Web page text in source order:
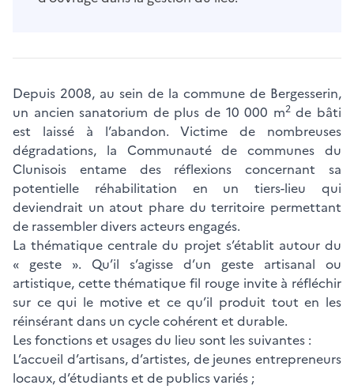
Depuis 2008, au sein de la commune de Bergesserin,
un ancien sanatorium de plus de 10 000 m2de bâti
est laissé à l’abandon. Victime de nombreuses
dégradations, la Communauté de communes du
Clunisois entame des réflexions concernant sa
potentielle réhabilitation en un tiers-lieu qui
deviendrait un atout phare du territoire permettant
de rassembler divers acteurs engagés.
La thématique centrale du projet s’établit autour du
« geste ». Qu’il s’agisse d’un geste artisanal ou
artistique, cette thématique fil rouge invite à réfléchir
sur ce qui le motive et ce qu’il produit tout en les
réinsérant dans un cycle cohérent et durable.
Les fonctions et usages du lieu sont les suivantes :
L’accueil d’artisans, d’artistes, de jeunes entrepreneurs
locaux, d’étudiants et de publics variés ;